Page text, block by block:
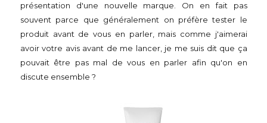
présentation d'une nouvelle marque. On en fait pas
souvent parce que généralement on préfère tester le
produit avant de vous en parler, mais comme j'aimerai
avoir votre avis avant de me lancer, je me suis dit que ça
pouvait être pas mal de vous en parler afin qu'on en
discute ensemble ?